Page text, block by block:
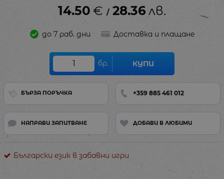
14.50 € / 28.36 лв.
до 7 раб. дни Доставка и плащане
бр. КУПИ
БЪРЗА ПОРЪЧКА +359 885 461 012
НАПРАВИ ЗАПИТВАНЕ ДОБАВИ В ЛЮБИМИ
Български език в забавни игри